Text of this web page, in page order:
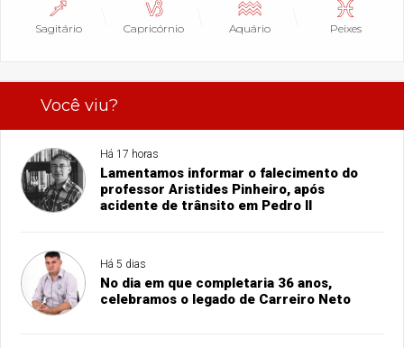
Sagitário Capricórnio Aquário Peixes
Você viu?
Há 17 horas
Lamentamos informar o falecimento do
professor Aristides Pinheiro, após
acidente de trânsito em Pedro II
Há 5 dias
No dia em que completaria 36 anos,
celebramos o legado de Carreiro Neto